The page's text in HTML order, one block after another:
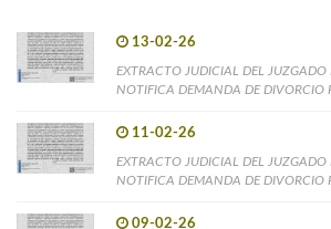
13-02-26
EXTRACTO JUDICIAL DEL JUZGADO
NOTIFICA DEMANDA DE
11-02-26
EXTRACTO JUDICIAL DEL JUZGADO
NOTIFICA DEMANDA DE
09-02-26